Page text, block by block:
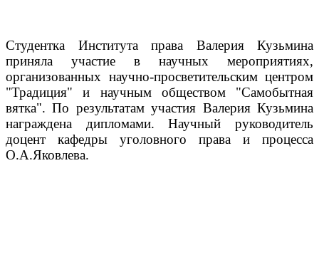
Студентка Института права Валерия Кузьмина
приняла участие в научных мероприятиях,
организованных научно-просветительским центром
"Традиция" и научным обществом "Самобытная
вятка". По результатам участия Валерия Кузьмина
награждена дипломами. Научный руководитель
доцент кафедры уголовного права и процесса
О.А.Яковлева.